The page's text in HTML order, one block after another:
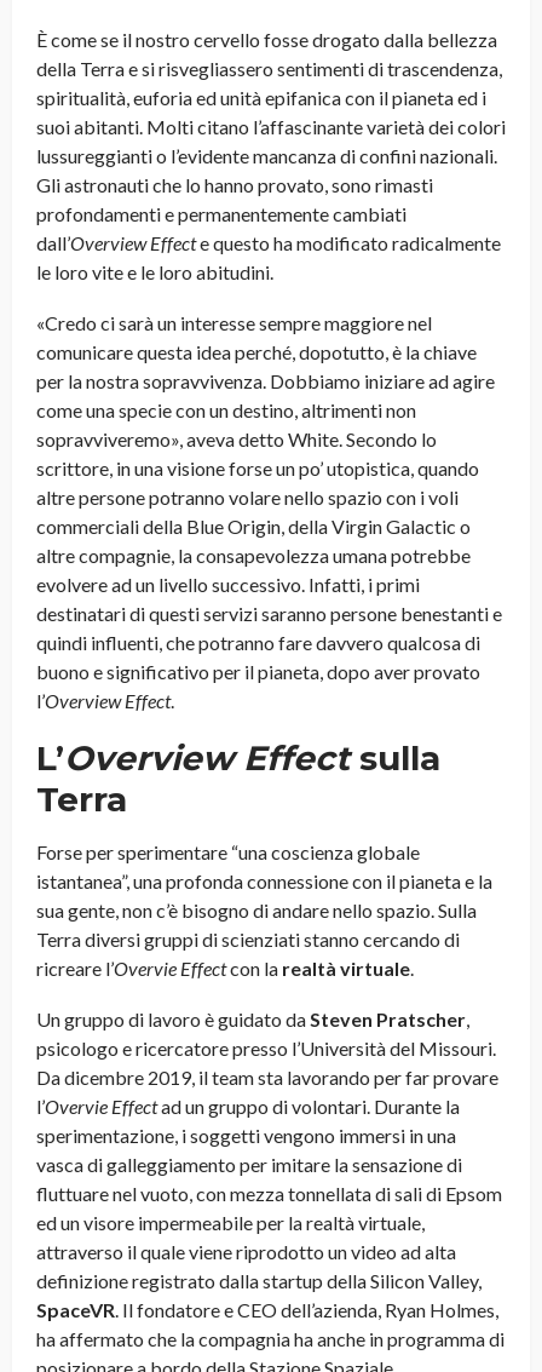
È come se il nostro cervello fosse drogato dalla bellezza
della Terra e si risvegliassero sentimenti di trascendenza,
spiritualità, euforia ed unità epifanica con il pianeta ed i
suoi abitanti. Molti citano l’affascinante varietà dei colori
lussureggianti o l’evidente mancanza di confini nazionali.
Gli astronauti che lo hanno provato, sono rimasti
profondamenti e permanentemente cambiati
dall’Overview Effecte questo ha modificato radicalmente
le loro vite e le loro abitudini.
«Credo ci sarà un interesse sempre maggiore nel
comunicare questa idea perché, dopotutto, è la chiave
per la nostra sopravvivenza. Dobbiamo iniziare ad agire
come una specie con un destino, altrimenti non
sopravviveremo», aveva detto White. Secondo lo
scrittore, in una visione forse un po’ utopistica, quando
altre persone potranno volare nello spazio con i voli
commerciali della Blue Origin, della Virgin Galactic o
altre compagnie, la consapevolezza umana potrebbe
evolvere ad un livello successivo. Infatti, i primi
destinatari di questi servizi saranno persone benestanti e
quindi influenti, che potranno fare davvero qualcosa di
buono e significativo per il pianeta, dopo aver provato
l’Overview Effect.
L’Overview Effectsulla
Terra
Forse per sperimentare “una coscienza globale
istantanea”, una profonda connessione con il pianeta e la
sua gente, non c’è bisogno di andare nello spazio. Sulla
Terra diversi gruppi di scienziati stanno cercando di
ricreare l’Overvie Effectcon la realtà virtuale
Un gruppo di lavoro è guidato da Steven Pratscher
psicologo e ricercatore presso l’Università del Missouri.
Da dicembre 2019, il team sta lavorando per far provare
l’Overvie Effectad un gruppo di volontari. Durante la
sperimentazione, i soggetti vengono immersi in una
vasca di galleggiamento per imitare la sensazione di
fluttuare nel vuoto, con mezza tonnellata di sali di Epsom
ed un visore impermeabile per la realtà virtuale,
attraverso il quale viene riprodotto un video ad alta
definizione registrato dalla startup della Silicon Valley,
SpaceVR . Il fondatore e CEO dell’azienda, Ryan Holmes,
ha affermato che la compagnia ha anche in programma di